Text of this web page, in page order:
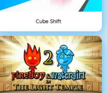
Cube Shift